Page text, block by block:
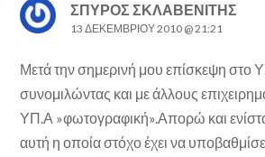
ΣΠΎΡΟΣ ΣΚΛΑΒΕΝΊΤΗΣ
13 ΔΕΚΕΜΒΡΊΟΥ 2010 @ 21:21
Μετά την σημερινή μου επίσκεψη
συνομιλώντας και με άλλους
ΥΠ.Α »φωτογραφική».Απορώ και
αυτή η οποία στόχο έχει να